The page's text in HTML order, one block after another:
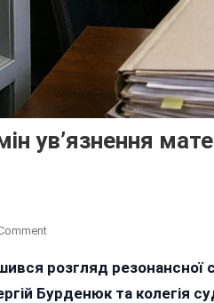
ув’язнення
On
Вінниччині
Подвоїли
розгляд резонансної
Бурденюк та колегія